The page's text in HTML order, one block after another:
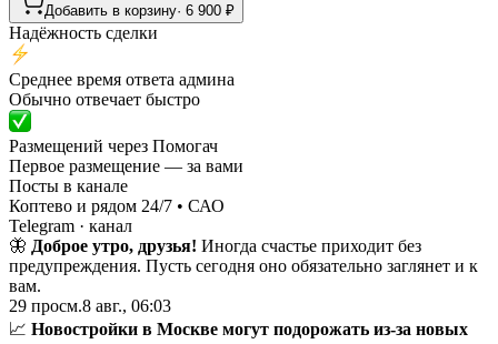
Добавить в корзину· 6 900 ₽
Надёжность сделки
Среднее время ответа админа
Обычно отвечает быстро
Размещений через Помогач
Первое размещение — за вами
Посты в канале
Коптево и рядом 24/7 • САО
Telegram · канал
🦋 Доброе утро, друзья! Иногда счастье приходит без
предупреждения. Пусть сегодня оно обязательно заглянет и к
вам.
29 просм.8 авг., 06:03
📈 Новостройки в Москве могут подорожать из-за новых